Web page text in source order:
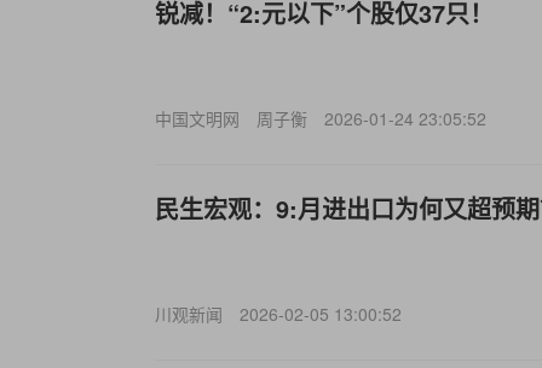
锐减！“2:元以下”个股仅37只！
中国文明网 周子衡 2026-01-24 23:05:52
民生宏观：9:月进出口为何又超预
川观新闻 2026-02-05 13:00:52